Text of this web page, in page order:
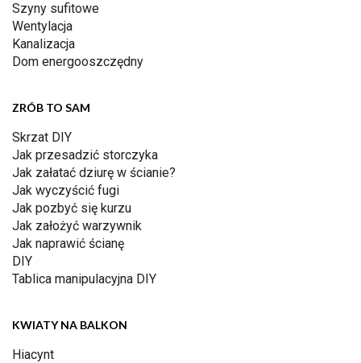
Szyny sufitowe
Wentylacja
Kanalizacja
Dom energooszczędny
ZRÓB TO SAM
Skrzat DIY
Jak przesadzić storczyka
Jak załatać dziurę w ścianie?
Jak wyczyścić fugi
Jak pozbyć się kurzu
Jak założyć warzywnik
Jak naprawić ścianę
DIY
Tablica manipulacyjna DIY
KWIATY NA BALKON
Hiacynt